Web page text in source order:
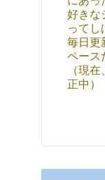
好きな
って
毎日更
ペース
（現
正中）